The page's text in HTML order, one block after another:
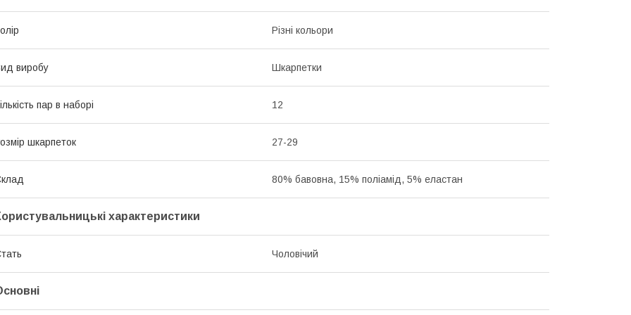
Різні кольори
виробу Шкарпетки
пар в наборі 12
шкарпеток 27-29
80% бавовна, 15% поліамід, 5% еластан
характеристики
Чоловічий